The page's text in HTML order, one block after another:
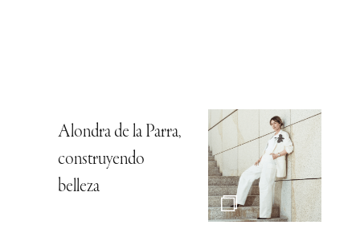
Alondra de la Parra,
construyendo
belleza